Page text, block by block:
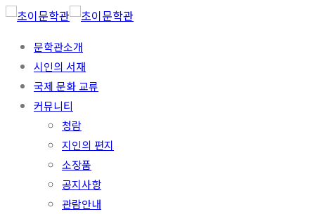
문학관소개
시인의 서재
국제 문화 교류
커뮤니티
청람
지인의 편지
소장품
공지사항
관람안내